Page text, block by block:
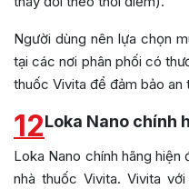
Người dùng nên lựa chọn
tại các nơi phân phối có
thuốc Vivita để đảm bảo an
12Loka Nano chính
Loka Nano chính hãng
nhà thuốc Vivita. Vivita